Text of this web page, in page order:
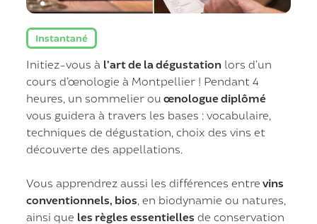
Instantané
Initiez-vous à l’art de la dégustation lors d’un
cours d’œnologie à Montpellier ! Pendant 4
heures, un sommelier ou œnologue diplômé
vous guidera à travers les bases : vocabulaire,
techniques de dégustation, choix des vins et
découverte des appellations.
Vous apprendrez aussi les différences entre vins
conventionnels, bios , en biodynamie ou natures,
ainsi que les règles essentielles de conservation